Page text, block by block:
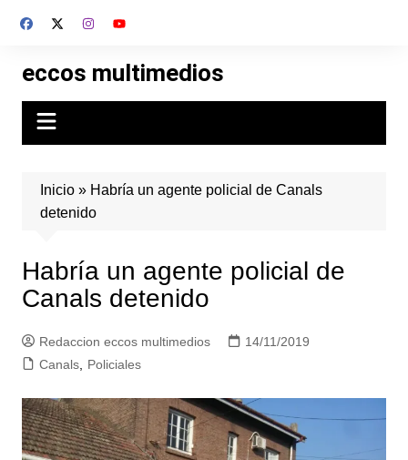
eccos multimedios
Inicio» Habría un agente policial de Canals
detenido
Habría un agente policial de
Canals detenido
Redaccion eccos multimedios
14/11/2019
Canals, Policiales